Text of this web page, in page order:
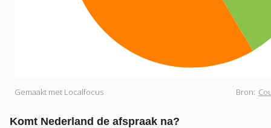
Komt Nederland de afspraak na?